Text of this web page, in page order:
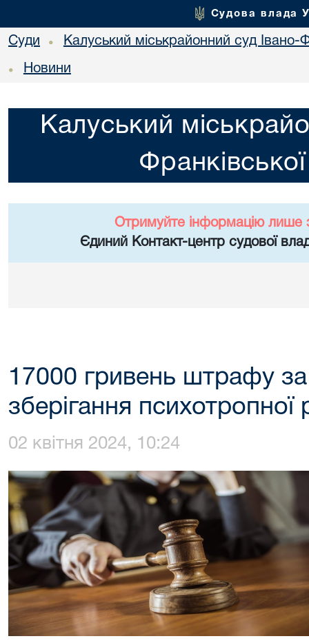
Судова влада
Суди • Калуський міськрайонний суд Івано-
• Новини
Калуський
Отримуйте інформацію лише
Єдиний Контакт-центр судової
17000 гривень штрафу
зберігання психотропної
02 квітня 2024, 10:24